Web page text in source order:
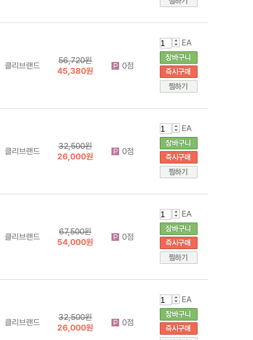
클리브랜드
56,720원
45,380원
0점
EA
클리브랜드
32,500원
26,000원
0점
EA
클리브랜드
67,500원
54,000원
0점
EA
클리브랜드
32,500원
26,000원
0점
EA